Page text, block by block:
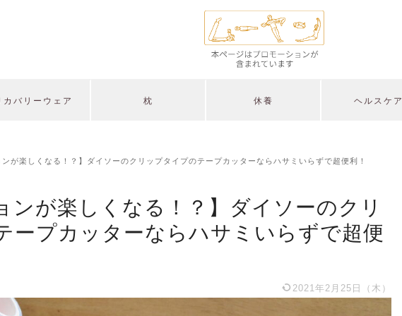
カバリーウェア 枕 休養 ヘルスケア
ンが楽しくなる！？】ダイソーのクリップタイプのテープカッターならハサミいらずで超便利！
ンが楽しくなる！？】ダイソーのクリ
ープカッターならハサミいらずで超便
2021年2月25日（木）